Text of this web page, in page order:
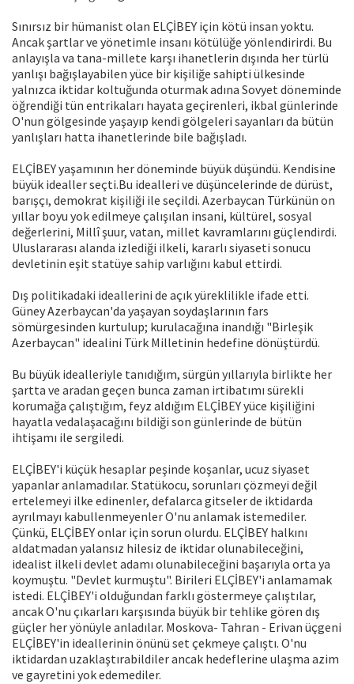
Sınırsız bir hümanist olan ELÇİBEY için kötü insan yoktu.
Ancak şartlar ve yönetimle insanı kötülüğe yönlendirirdi. Bu
anlayışla va tana-millete karşı ihanetlerin dışında her türlü
yanlışı bağışlayabilen yüce bir kişiliğe sahipti ülkesinde
yalnızca iktidar koltuğunda oturmak adına Sovyet döneminde
öğrendiği tün entrikaları hayata geçirenleri, ikbal günlerinde
O'nun gölgesinde yaşayıp kendi gölgeleri sayanları da bütün
yanlışları hatta ihanetlerinde bile bağışladı.
ELÇİBEY yaşamının her döneminde büyük düşündü. Kendisine
büyük idealler seçti.Bu idealleri ve düşüncelerinde de dürüst,
barışçı, demokrat kişiliği ile seçildi. Azerbaycan Türkünün on
yıllar boyu yok edilmeye çalışılan insani, kültürel, sosyal
değerlerini, Millî şuur, vatan, millet kavramlarını güçlendirdi.
Uluslararası alanda izlediği ilkeli, kararlı siyaseti sonucu
devletinin eşit statüye sahip varlığını kabul ettirdi.
Dış politikadaki ideallerini de açık yüreklilikle ifade etti.
Güney Azerbaycan'da yaşayan soydaşlarının fars
sömürgesinden kurtulup; kurulacağına inandığı "Birleşik
Azerbaycan" idealini Türk Milletinin hedefine dönüştürdü.
Bu büyük idealleriyle tanıdığım, sürgün yıllarıyla birlikte her
şartta ve aradan geçen bunca zaman irtibatımı sürekli
korumağa çalıştığım, feyz aldığım ELÇİBEY yüce kişiliğini
hayatla vedalaşacağını bildiği son günlerinde de bütün
ihtişamı ile sergiledi.
ELÇİBEY'i küçük hesaplar peşinde koşanlar, ucuz siyaset
yapanlar anlamadılar. Statükocu, sorunları çözmeyi değil
ertelemeyi ilke edinenler, defalarca gitseler de iktidarda
ayrılmayı kabullenmeyenler O'nu anlamak istemediler.
Çünkü, ELÇİBEY onlar için sorun olurdu. ELÇİBEY halkını
aldatmadan yalansız hilesiz de iktidar olunabileceğini,
idealist ilkeli devlet adamı olunabileceğini başarıyla orta ya
koymuştu. "Devlet kurmuştu". Birileri ELÇİBEY'i anlamamak
istedi. ELÇİBEY'i olduğundan farklı göstermeye çalıştılar,
ancak O'nu çıkarları karşısında büyük bir tehlike gören dış
güçler her yönüyle anladılar. Moskova- Tahran - Erivan üçgeni
ELÇİBEY'in ideallerinin önünü set çekmeye çalıştı. O'nu
iktidardan uzaklaştırabildiler ancak hedeflerine ulaşma azim
ve gayretini yok edemediler.